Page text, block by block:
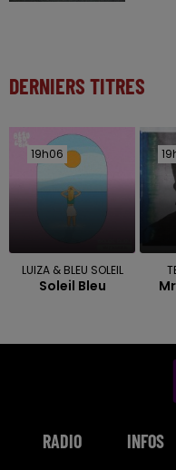
DERNIERS TITRES
19h06
19h06
LUIZA & BLEU SOLEIL
Soleil Bleu
RADIO INFOS